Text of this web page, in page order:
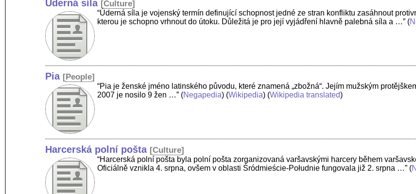
Úderná síla [Culture]
“Úderná síla je vojenský termín definující schopnost jedné ze stran konfliktu zasáhnout
kterou je schopno vrhnout do útoku. Důležitá je pro její vyjádření hlavně palebná síla a …” (
Pia [People]
“Pia je ženské jméno latinského původu, které znamená „zbožná“. Jejím mužským
2007 je nosilo 9 žen …” (Negapedia) (Wikipedia) (Wikipedia translated)
Harcerská polní pošta [Culture]
“Harcerská polní pošta byla polní pošta zorganizovaná varšavskými harcery během
Oficiálně vznikla 4. srpna, ovšem v oblasti Śródmieście-Południe fungovala již 2. srpna …” (